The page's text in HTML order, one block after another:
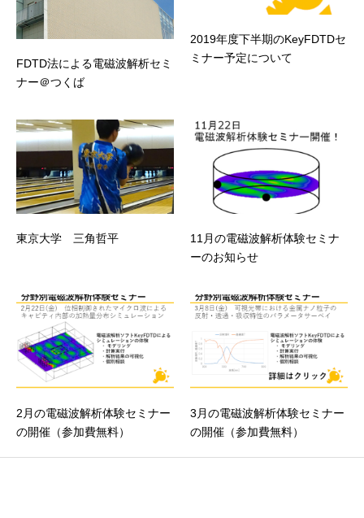
FDTD法による電磁波解析セミ
ナー＠つくば
2019年度下半期のKeyFDTDセ
ミナー予定について
東京大学 三角哲平
11月の電磁波解析体験セミナ
ーのお知らせ
2月の電磁波解析体験セミナー
の開催（参加費無料）
3月の電磁波解析体験セミナー
の開催（参加費無料）